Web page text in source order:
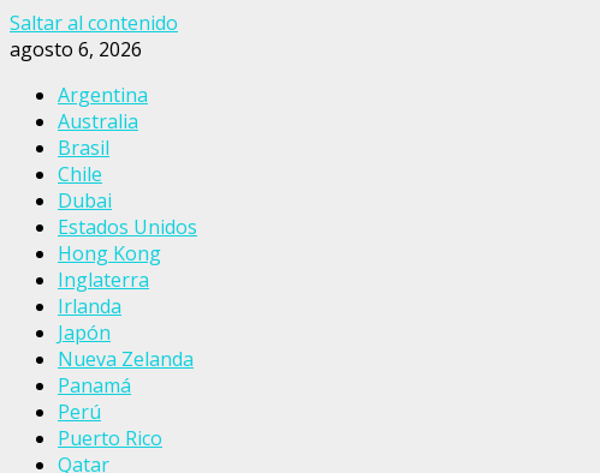
Saltar al contenido
agosto 6, 2026
Argentina
Australia
Brasil
Chile
Dubai
Estados Unidos
Hong Kong
Inglaterra
Irlanda
Japón
Nueva Zelanda
Panamá
Perú
Puerto Rico
Qatar